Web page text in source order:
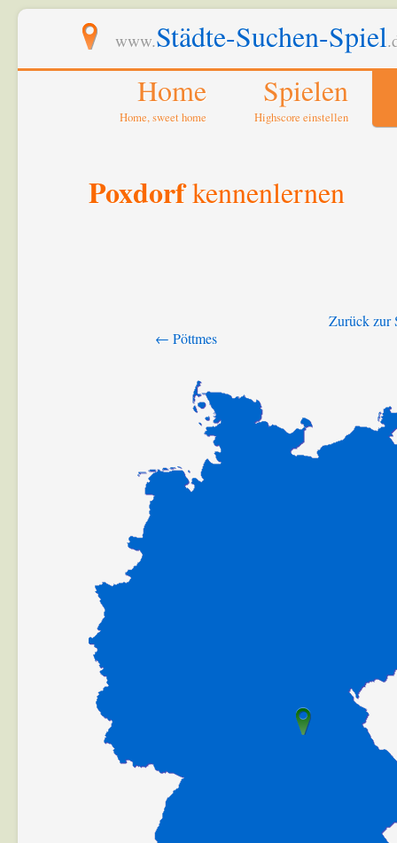
www.Städte-Suchen-Spiel
Home
Home, sweet home
Spielen
Highscore einstellen
Poxdorfkennenlernen
← Pöttmes
Zurück zur